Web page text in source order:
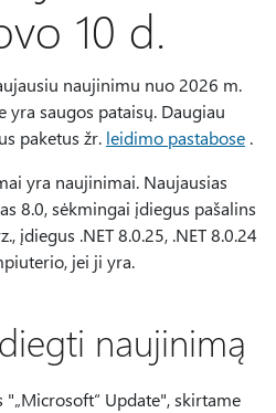
10 d.
naujinimu nuo 2026 m.
yra saugos pataisų. Daugiau
paketus žr. leidimo pastabose .
yra naujinimai. Naujausias
8.0, sėkmingai įdiegus pašalins
įdiegus .NET 8.0.25, .NET 8.0.24
jei ji yra.
naujinimą
Update", skirtame